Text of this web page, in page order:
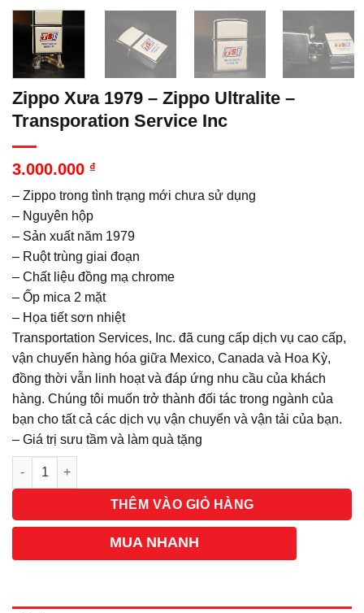
Zippo Xưa 1979 – Zippo Ultralite –
Transporation Service Inc
3.000.000 ₫
– Zippo trong tình trạng mới chưa sử dụng
– Nguyên hộp
– Sản xuất năm 1979
– Ruột trùng giai đoạn
– Chất liệu đồng mạ chrome
– Ốp mica 2 mặt
– Họa tiết sơn nhiệt
Transportation Services, Inc. đã cung cấp dịch vụ cao cấp,
vận chuyển hàng hóa giữa Mexico, Canada và Hoa Kỳ,
đồng thời vẫn linh hoạt và đáp ứng nhu cầu của khách
hàng. Chúng tôi muốn trở thành đối tác trong ngành của
bạn cho tất cả các dịch vụ vận chuyển và vận tải của bạn.
– Giá trị sưu tầm và làm quà tặng
Số lượng
THÊM VÀO GIỎ HÀNG
MUA NHANH